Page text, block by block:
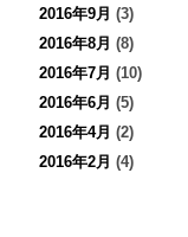
2016年9月 (3)
2016年8月 (8)
2016年7月 (10)
2016年6月 (5)
2016年4月 (2)
2016年2月 (4)